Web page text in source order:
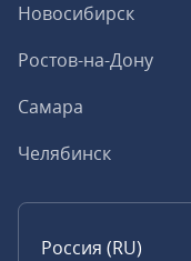
Новосибирск
Ростов-на-Дону
Самара
Челябинск
Россия (RU)